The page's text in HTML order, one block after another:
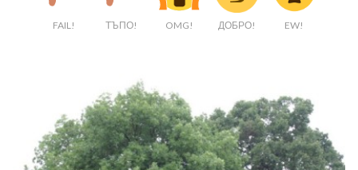
FAIL! ТЪПО! OMG! ДОБРО! EW!